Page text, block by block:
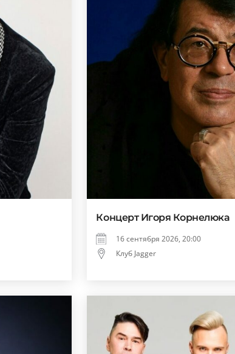
Концерт Игоря Корнелюка
16 сентября 2026, 20:00
Клуб Jagger